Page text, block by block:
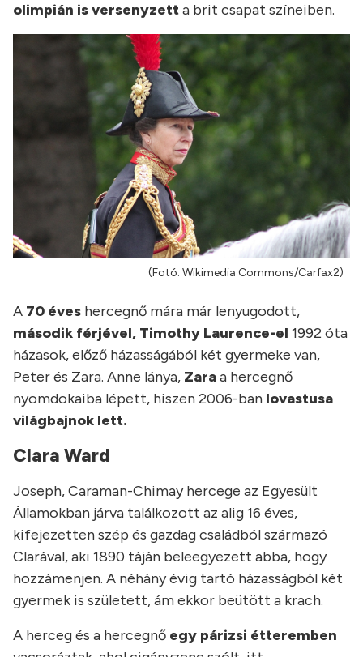
olimpián is versenyzetta brit csapat színeiben.
(Fotó: Wikimedia Commons/Carfax2)
A 70 éves hercegnő mára már lenyugodott,
második férjével, Timothy Laurence-el 1992 óta
házasok, előző házasságából két gyermeke van,
Peter és Zara. Anne lánya, Zaraa hercegnő
nyomdokaiba lépett, hiszen 2006-ban lovastusa
világbajnok lett.
Clara Ward
Joseph, Caraman-Chimay hercege az Egyesült
Államokban járva találkozott az alig 16 éves,
kifejezetten szép és gazdag családból származó
Clarával, aki 1890 táján beleegyezett abba, hogy
hozzámenjen. A néhány évig tartó házasságból két
gyermek is született, ám ekkor beütött a krach.
A herceg és a hercegnő egy párizsi étteremben